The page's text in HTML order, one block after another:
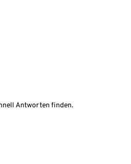
Antworten finden.